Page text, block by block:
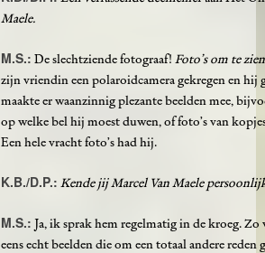
Maele.
M.S.: De slechtziende fotograaf! Foto’s om te
zijn vriendin een polaroidcamera gekregen en
maakte er waanzinnig plezante beelden mee,
op welke bel hij moest duwen, of foto’s van
Een hele vracht foto’s had hij.
K.B./D.P.: Kende jij Marcel Van Maele
M.S.: Ja, ik sprak hem regelmatig in de kroeg.
eens echt beelden die om een totaal andere